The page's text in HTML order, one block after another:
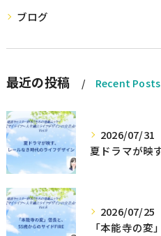
ブログ
最近の投稿 Recent Posts
2026/07/31
2026/07/25